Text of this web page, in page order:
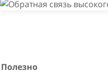
Полезно